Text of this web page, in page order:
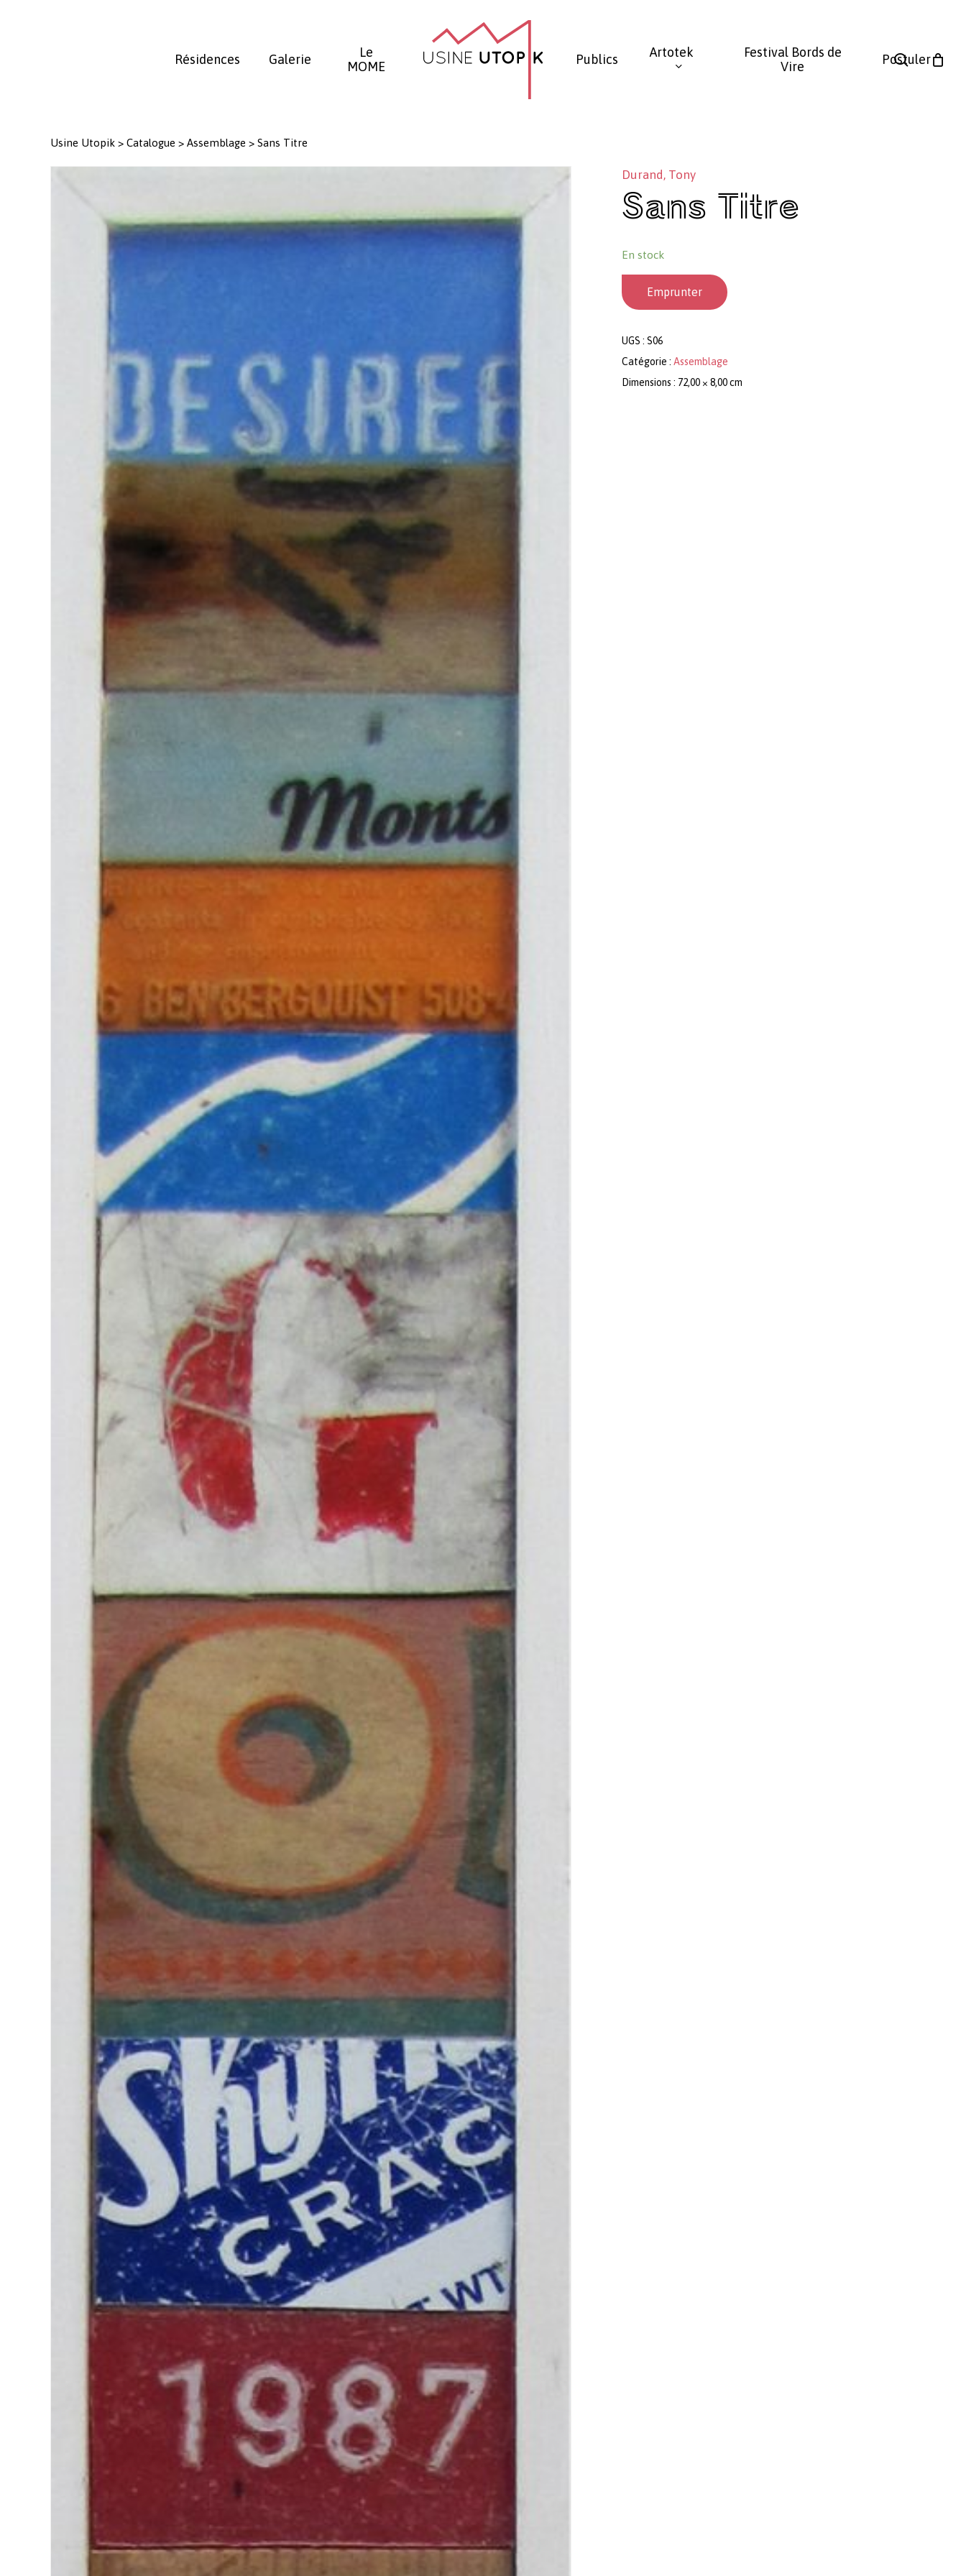
Résidences Galerie
Le
MOME
Publics Artotek
Festival Bords de
Vire
Postuler
search
panier
Usine Utopik > Catalogue > Assemblage > Sans Titre
Durand, Tony
Sans Titre
En stock
Emprunter
UGS : S06
Catégorie : Assemblage
Dimensions : 72,00 × 8,00 cm